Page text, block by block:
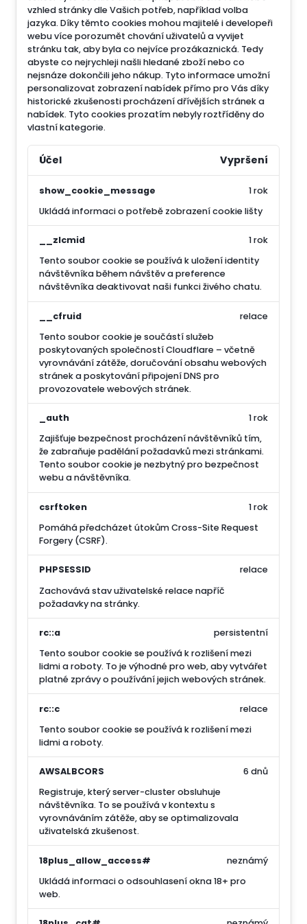
vzhled stránky dle Vašich potřeb, například volba
jazyka. Díky těmto cookies mohou majitelé i developeři
webu více porozumět chování uživatelů a vyvijet
stránku tak, aby byla co nejvíce prozákaznická. Tedy
abyste co nejrychleji našli hledané zboží nebo co
nejsnáze dokončili jeho nákup. Tyto informace umožní
personalizovat zobrazení nabídek přímo pro Vás díky
historické zkušenosti procházení dřívějších stránek a
nabídek. Tyto cookies prozatím nebyly roztříděny do
vlastní kategorie.
Účel Vypršení
show_cookie_message
Ukládá informaci o potřebě zobrazení cookie lišty
1 rok
__zlcmid
Tento soubor cookie se používá k uložení identity
návštěvníka během návštěv a preference
návštěvníka deaktivovat naši funkci živého chatu.
1 rok
__cfruid
Tento soubor cookie je součástí služeb
poskytovaných společností Cloudflare – včetně
vyrovnávání zátěže, doručování obsahu webových
stránek a poskytování připojení DNS pro
provozovatele webových stránek.
relace
_auth
Zajišťuje bezpečnost procházení návštěvníků tím,
že zabraňuje padělání požadavků mezi stránkami.
Tento soubor cookie je nezbytný pro bezpečnost
webu a návštěvníka.
1 rok
csrftoken
Pomáhá předcházet útokům Cross-Site Request
Forgery (CSRF).
1 rok
PHPSESSID
Zachovává stav uživatelské relace napříč
požadavky na stránky.
relace
rc::a
Tento soubor cookie se používá k rozlišení mezi
lidmi a roboty. To je výhodné pro web, aby vytvářet
platné zprávy o používání jejich webových stránek.
persistentní
rc::c
Tento soubor cookie se používá k rozlišení mezi
lidmi a roboty.
relace
AWSALBCORS
Registruje, který server-cluster obsluhuje
návštěvníka. To se používá v kontextu s
vyrovnáváním zátěže, aby se optimalizovala
uživatelská zkušenost.
6 dnů
18plus_allow_access#
Ukládá informaci o odsouhlasení okna 18+ pro
web.
neznámý